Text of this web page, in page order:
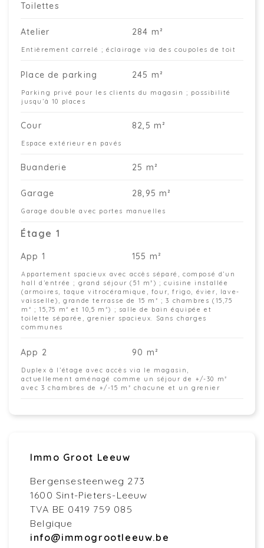
Toilettes
Atelier 284 m²
Entièrement carrelé ; éclairage via des coupoles de toit
Place de parking 245 m²
Parking privé pour les clients du magasin ; possibilité
jusqu’à 10 places
Cour 82,5 m²
Espace extérieur en pavés
Buanderie 25 m²
Garage 28,95 m²
Garage double avec portes manuelles
Étage 1
App 1 155 m²
Appartement spacieux avec accès séparé, composé d’un
hall d’entrée ; grand séjour (51 m²) ; cuisine installée
(armoires, taque vitrocéramique, four, frigo, évier, lave-
vaisselle), grande terrasse de 15 m² ; 3 chambres (15,75
m² ; 15,75 m² et 10,5 m²) ; salle de bain équipée et
toilette séparée, grenier spacieux. Sans charges
communes
App 2 90 m²
Duplex à l’étage avec accès via le magasin,
actuellement aménagé comme un séjour de +/-30 m²
avec 3 chambres de +/-15 m² chacune et un grenier
Immo Groot Leeuw
Bergensesteenweg 273
1600 Sint-Pieters-Leeuw
TVA BE 0419 759 085
Belgique
info@immogrootleeuw.be